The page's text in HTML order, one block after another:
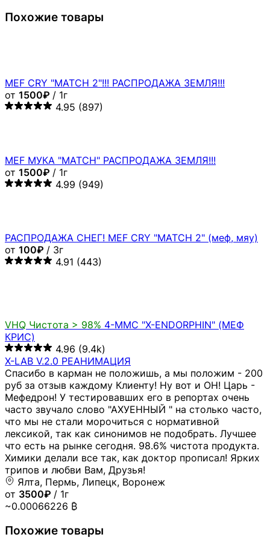
Похожие товары
MEF CRY "MATCH 2"!!! РАСПРОДАЖА ЗЕМЛЯ!!!
от 1500₽ / 1г
4.95 (897)
MEF МУКА "MATCH" РАСПРОДАЖА ЗЕМЛЯ!!!
от 1500₽ / 1г
4.99 (949)
РАСПРОДАЖА СНЕГ! MEF CRY "MATCH 2" (меф, мяу)
от 100₽ / 3г
4.91 (443)
VHQ Чистота > 98% 4-MMC "X-ENDORPHIN" (МЕФ
КРИС)
4.96 (9.4k)
X-LAB V.2.0 РЕАНИМАЦИЯ
Спасибо в карман не положишь, а мы положим - 200
руб за отзыв каждому Клиенту! Ну вот и ОН! Царь -
Мефедрон! У тестировавших его в репортах очень
часто звучало слово "АХУЕННЫЙ " на столько часто,
что мы не стали морочиться с нормативной
лексикой, так как синонимов не подобрать. Лучшее
что есть на рынке сегодня. 98.6% чистота продукта.
Химики делали все так, как доктор прописал! Ярких
трипов и любви Вам, Друзья!
Ялта, Пермь, Липецк, Воронеж
от 3500₽ / 1г
~0.00066226 ₿
Похожие товары